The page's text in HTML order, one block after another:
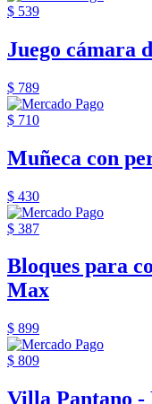
$ 539
Juego cámara
$ 789
$ 710
Muñeca con
$ 430
$ 387
Bloques para
Max
$ 899
$ 809
Villa Pantano -